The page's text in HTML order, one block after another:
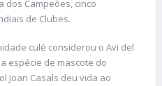
dos Campeões, cinco
de Clubes.
culé considerou o Avi del
espécie de mascote do
Joan Casals deu vida ao